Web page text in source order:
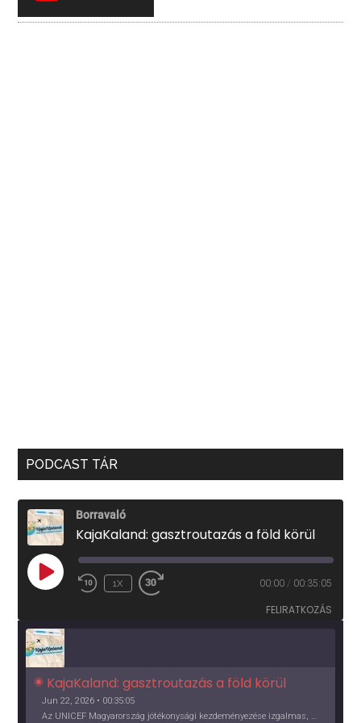
PODCAST TÁR
Borravaló
KajaKaland: gasztroutazás a föld körül
PLAY
EPISODE
1X 00:00 / 00:35:05
FELIRATKOZÁS
KajaKaland: gasztroutazás a föld körül
Jun 22, 2026 • 00:35:05
Az UNICEF Magyarország jótékonysági kezdeményezése izgalmas, egész éves világkörüli ízutazásra hív, igazi családi program és gasztroedukáció, illetve segítség a rászorulóknak is egyben.